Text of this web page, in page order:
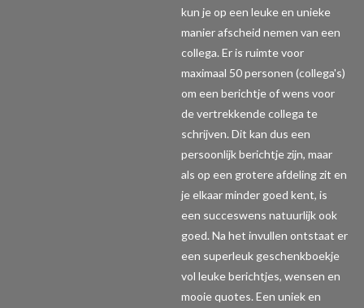
kun je op een leuke en unieke
manier afscheid nemen van een
collega. Er is ruimte voor
maximaal 50 personen (collega's)
om een berichtje of wens voor
de vertrekkende collega te
schrijven. Dit kan dus een
persoonlijk berichtje zijn, maar
als op een grotere afdeling zit en
je elkaar minder goed kent, is
een succeswens natuurlijk ook
goed. Na het invullen ontstaat er
een superleuk geschenkboekje
vol leuke berichtjes, wensen en
mooie quotes. Een uniek en